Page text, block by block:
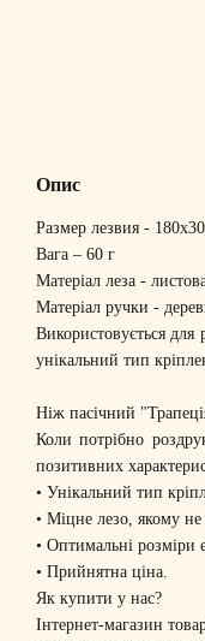
Опис
Размер лезвия -
Вага – 60 г
Матеріал леза -
Матеріал ручки -
Використовується для
унікальний тип
Ніж пасічний
Коли потрібно
позитивних
• Унікальний тип
• Міцне лезо, якому не
• Оптимальні розміри
• Прийнятна ціна.
Як купити у нас?
Інтернет-магазин